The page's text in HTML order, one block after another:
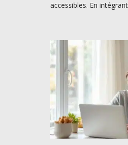
accessibles. En